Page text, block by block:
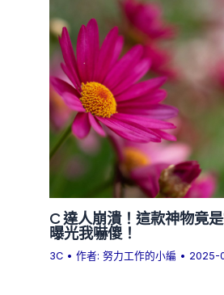
C 達人崩潰！這款神物竟
曝光我嚇傻！
3C • 作者:努力工作的小編 • 2025-